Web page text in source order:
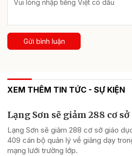
Gửi bình luận
XEM THÊM TIN TỨC - SỰ KIỆN
Lạng Sơn sẽ giảm 288 cơ
Lạng Sơn sẽ giảm 288 cơ sở giáo
409 cán bộ quản lý về giảng dạy
mạng lưới trường lớp.